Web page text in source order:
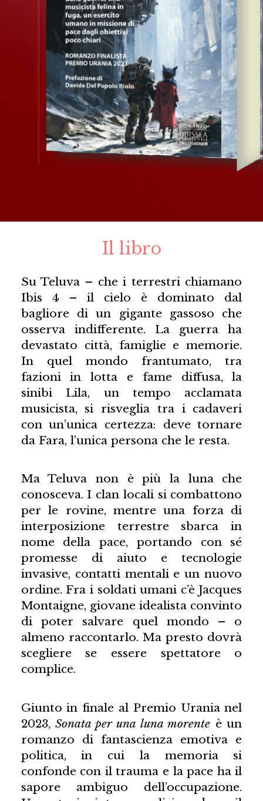
Il libro
Su Teluva – che i terrestri chiamano
Ibis 4 – il cielo è dominato dal
bagliore di un gigante gassoso che
osserva indifferente. La guerra ha
devastato città, famiglie e memorie.
In quel mondo frantumato, tra
fazioni in lotta e fame diffusa, la
sinibi Lila, un tempo acclamata
musicista, si risveglia tra i cadaveri
con un’unica certezza: deve tornare
da Fara, l’unica persona che le resta.
Ma Teluva non è più la luna che
conosceva. I clan locali si combattono
per le rovine, mentre una forza di
interposizione terrestre sbarca in
nome della pace, portando con sé
promesse di aiuto e tecnologie
invasive, contatti mentali e un nuovo
ordine. Fra i soldati umani c’è Jacques
Montaigne, giovane idealista convinto
di poter salvare quel mondo – o
almeno raccontarlo. Ma presto dovrà
scegliere se essere spettatore o
complice.
Giunto in finale al Premio Urania nel
2023,Sonata per una luna morente è un
romanzo di fantascienza emotiva e
politica, in cui la memoria si
confonde con il trauma e la pace ha il
sapore ambiguo dell’occupazione.